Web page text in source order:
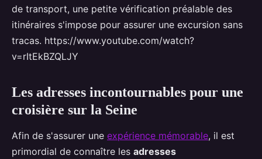
de transport, une petite vérification préalable des
itinéraires s'impose pour assurer une excursion sans
tracas. https://www.youtube.com/watch?
v=rItEkBZQLJY
Les adresses incontournables pour une
croisière sur la Seine
Afin de s'assurer une expérience mémorable, il est
primordial de connaître les adresses